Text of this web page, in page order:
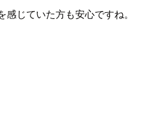
じていた方も安心ですね。